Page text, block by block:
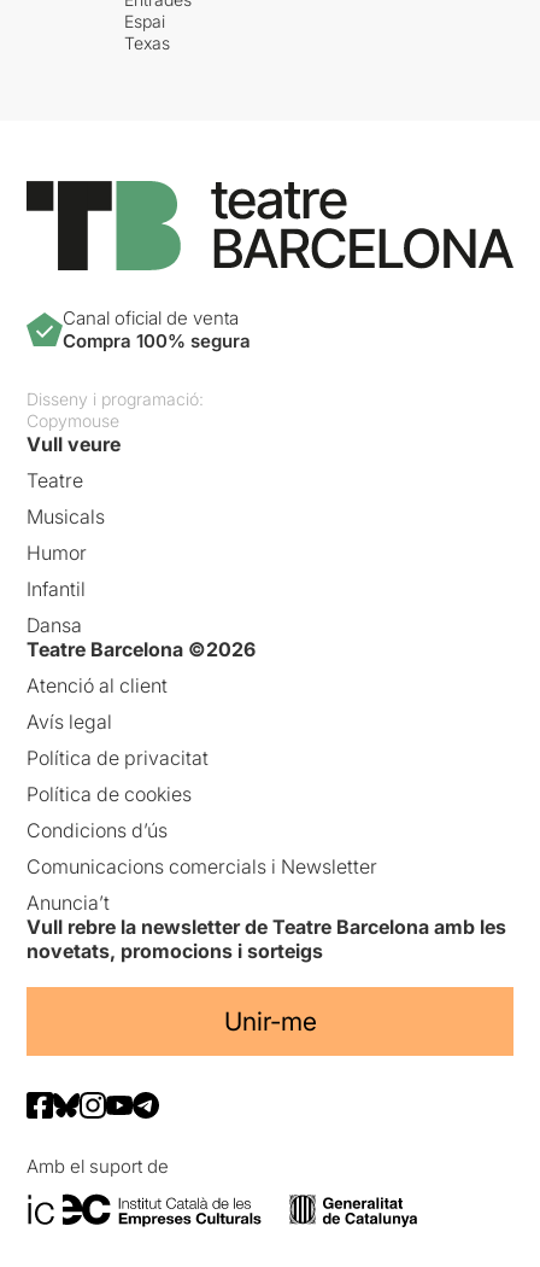
Espai
Texas
Canal oficial de venta
Compra 100% segura
Disseny i programació:
Copymouse
Vull veure
Teatre
Musicals
Humor
Infantil
Dansa
Teatre Barcelona ©2026
Atenció al client
Avís legal
Política de privacitat
Política de cookies
Condicions d’ús
Comunicacions comercials i Newsletter
Anuncia’t
Vull rebre la newsletter de Teatre Barcelona amb les
novetats, promocions i sorteigs
Unir-me
Amb el suport de